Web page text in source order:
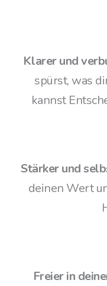
Klarer und
spürst, was
kannst
Stärker und
deinen Wert
Freier in